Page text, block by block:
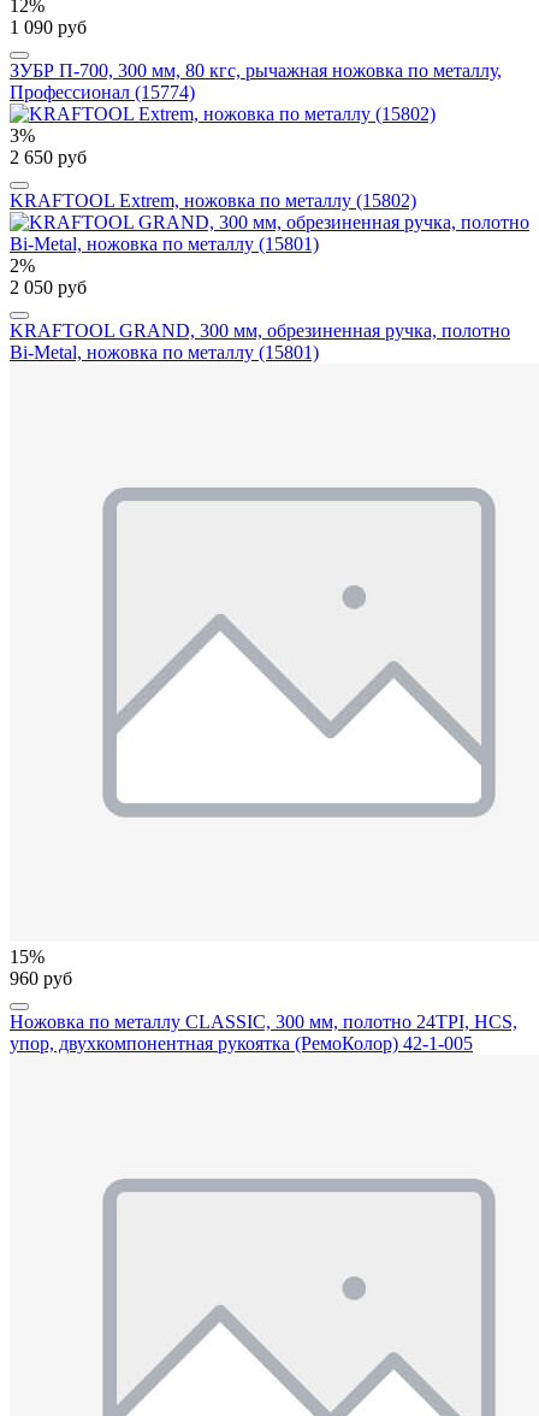
12%
1 090 руб
ЗУБР П-700, 300 мм, 80 кгс, рычажная ножовка по металлу,
Профессионал (15774)
3%
2 650 руб
KRAFTOOL Extrem, ножовка по металлу (15802)
2%
2 050 руб
KRAFTOOL GRAND, 300 мм, обрезиненная ручка, полотно
Bi-Metal, ножовка по металлу (15801)
15%
960 руб
Ножовка по металлу CLASSIC, 300 мм, полотно 24TPI, HCS,
упор, двухкомпонентная рукоятка (РемоКолор) 42-1-005